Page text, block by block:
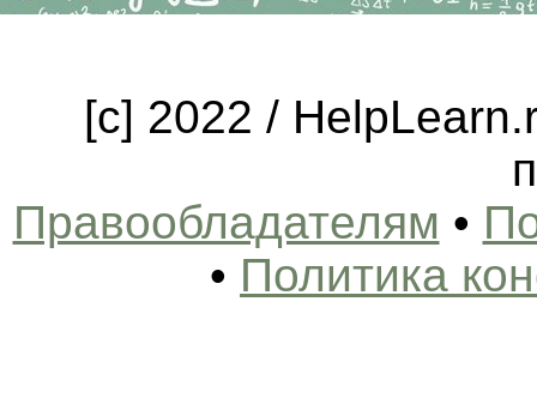
[c] 2022 /
Правообладателям •
• Политика